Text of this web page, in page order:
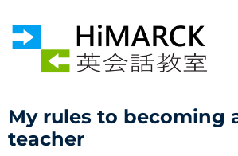
My rules to becoming
teacher